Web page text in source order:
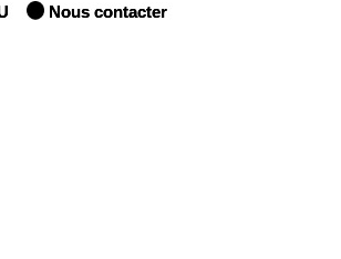
Nous contacter